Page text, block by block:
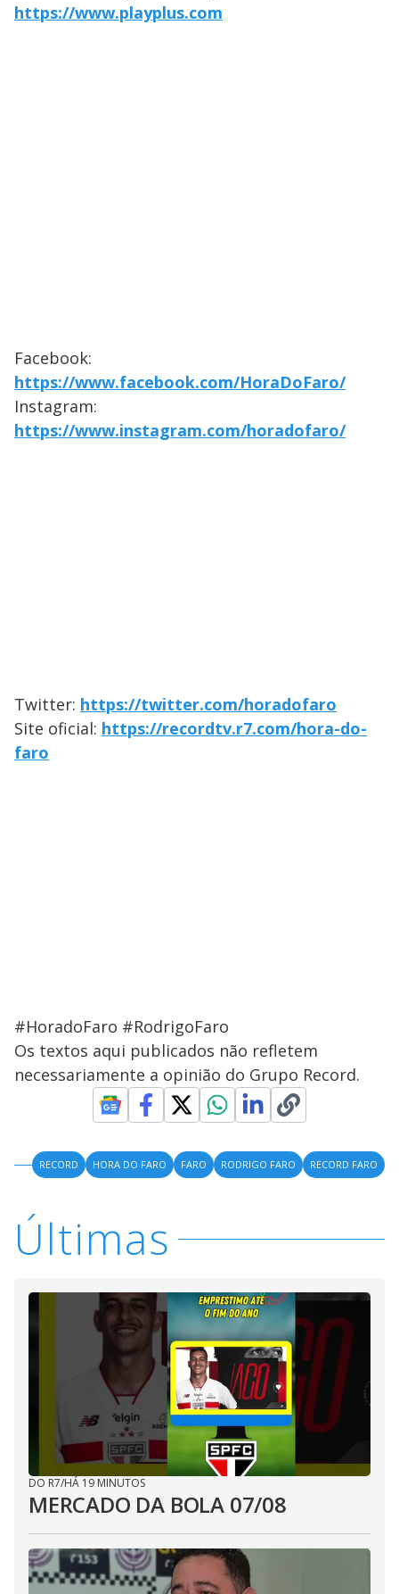
https://www.playplus.com
Facebook:
https://www.facebook.com/HoraDoFaro/
Instagram:
https://www.instagram.com/horadofaro/
Twitter: https://twitter.com/horadofaro
Site oficial: https://recordtv.r7.com/hora-do-
faro
#HoradoFaro #RodrigoFaro
Os textos aqui publicados não refletem
necessariamente a opinião do Grupo Record.
RECORD HORA DO FARO FARO RODRIGO FARO RECORD FARO
Últimas
DO R7/HÁ 19 MINUTOS
MERCADO DA BOLA 07/08